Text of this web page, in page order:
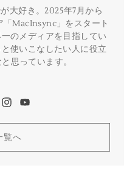
大好き。2025年7月から
MacInsync」をスタート
のメディアを目指してい
使いこなしたい人に役立
思っています。
覧へ